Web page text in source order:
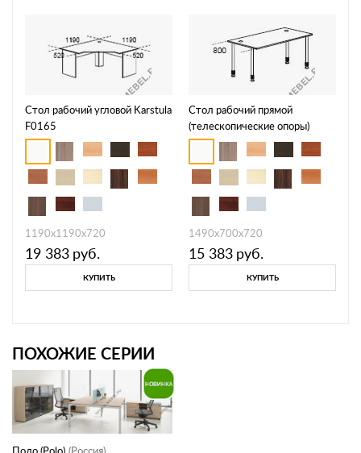
Стол рабочий угловой Karstula
F0165
1190х1190х720
19 383 руб.
КУПИТЬ
Стол рабочий прямой
(телескопические опоры)
Periscope F2102
1490х700х720
15 383 руб.
КУПИТЬ
ПОХОЖИЕ СЕРИИ